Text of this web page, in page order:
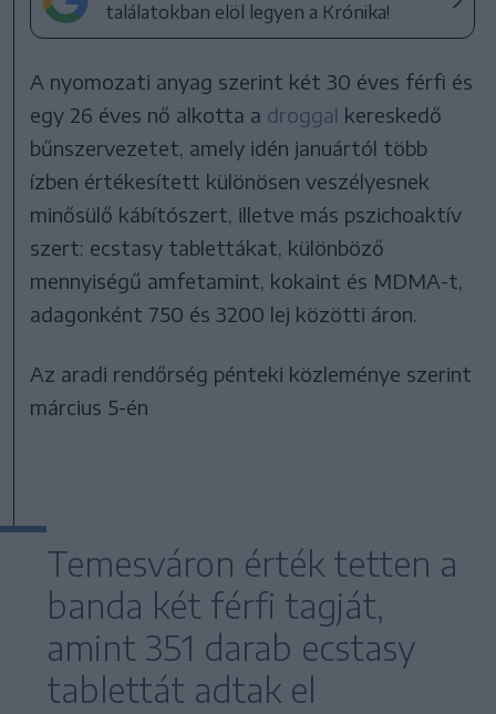
találatokban elöl legyen a Krónika!
A nyomozati anyag szerint két 30 éves férfi és
egy 26 éves nő alkotta a droggal kereskedő
bűnszervezetet, amely idén januártól több
ízben értékesített különösen veszélyesnek
minősülő kábítószert, illetve más pszichoaktív
szert: ecstasy tablettákat, különböző
mennyiségű amfetamint, kokaint és MDMA-t,
adagonként 750 és 3200 lej közötti áron.
Az aradi rendőrség pénteki közleménye szerint
március 5-én
Temesváron érték tetten a
banda két férfi tagját,
amint 351 darab ecstasy
tablettát adtak el